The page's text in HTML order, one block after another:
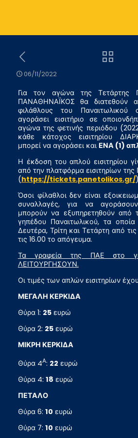
06/11/2022
Για τον αγώνα της Τετάρτης
ΠΑΝΑΘΗΝΑΪΚΟΣ θα διατεθούν
φιλάθλους του Παναιτωλικού
αγοράσει εισιτήριο σε
αγώνα της φετινής περιόδου
κάθε κάτοχος εισιτηρίου
μπορεί να αγοράσει και ΕΝΑ (1)
Η έκδοση του απλού εισιτηρίου
από την πλατφόρμα εισιτηρίων
(https://tickets.panetolikos.gr/
Όσοι φίλαθλοι δεν είναι
συναλλαγές, για να
μπορούν να εξυπηρετηθούν από
γηπέδου Παναιτωλικού, τα
Δευτέρα, Τρίτη και Τετάρτη από
τις 16.00 το απόγευμα.
Τα γραφεία της ΠΑΕ στο
ΛΕΙΤΟΥΡΓΗΣΟΥΝ.
Οι τιμές των απλών εισιτηρίων
ΜΕΓΑΛΗ ΚΕΡΚΙΔΑ
Θύρα 1: 25ευρώ
Θύρα 2: 25ευρώ
ΜΙΚΡΗ ΚΕΡΚΙΔΑ
Θύρα 4Α: 22 ευρώ
Θύρα 4: 18 ευρώ
ΠΕΤΑΛΟ
Θύρα 6: 10 ευρώ
Θύρα 7: 10 ευρώ